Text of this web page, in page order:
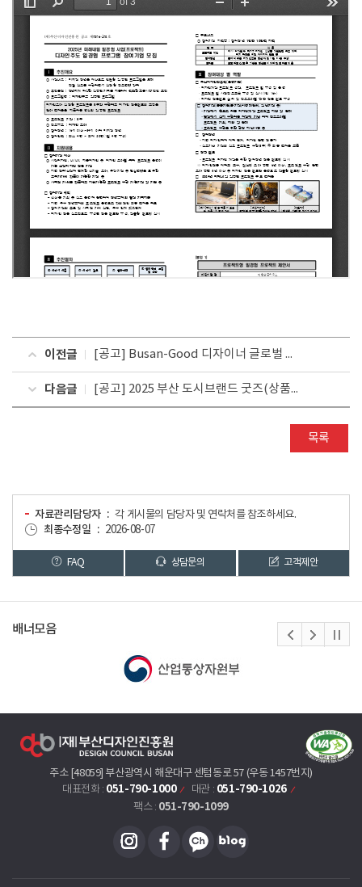
이전글 [공고] Busan-Good 디자이너 글로벌 역량강화 지원사업 최종 합격자 공고
다음글 [공고] 2025 부산 도시브랜드 굿즈(상품) 디자인 공모전 1차(온라인) 심사 결과 및 2차 실물심사 계획공고
목록
자료관리담당자
각 게시물의 담당자 및 연락처를 참조하세요.
최종수정일
2026-08-07
FAQ 상담문의 고객제안
배너모음
주소 [48059] 부산광역시 해운대구 센텀동로 57 (우동 1457번지)
대표전화 : 051-790-1000 대관 : 051-790-1026
팩스 : 051-790-1099